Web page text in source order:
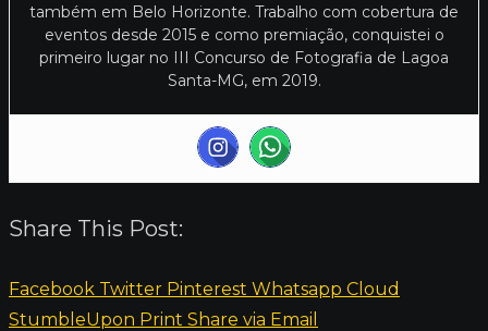
também em Belo Horizonte. Trabalho com cobertura de
eventos desde 2015 e como premiação, conquistei o
primeiro lugar no III Concurso de Fotografia de Lagoa
Santa-MG, em 2019.
Share This Post:
Facebook Twitter Pinterest Whatsapp Cloud
StumbleUpon Print Share via Email